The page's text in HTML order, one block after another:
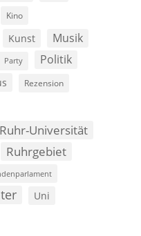
Kino
Kunst Musik
Party Politik
Rezension
Ruhr-Universität
Ruhrgebiet
Uni